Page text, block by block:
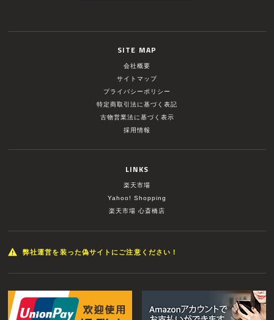
SITE MAP
会社概要
サイトマップ
プライバシーポリシー
特定商取引法に基づく表記
古物営業法に基づく表示
採用情報
LINKS
楽天市場
Yahoo! Shopping
楽天市場 心斎橋店
弊社運営を装った偽サイトにご注意ください！